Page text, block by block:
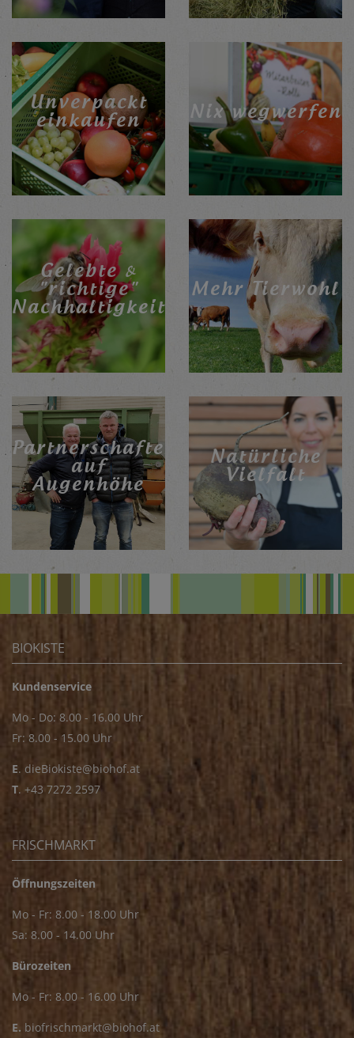
Unverpackt
einkaufen Nix wegwerfen
Gelebte &
"richtige"
Nachhaltigkeit
Mehr Tierwohl
Partnerschaften
auf
Augenhöhe
Natürliche
Vielfalt
BIOKISTE
Kundenservice
Mo - Do: 8.00 - 16.00 Uhr
Fr: 8.00 - 15.00 Uhr
E. dieBiokiste@biohof.at
T. +43 7272 2597
FRISCHMARKT
Öffnungszeiten
Mo - Fr: 8.00 - 18.00 Uhr
Sa: 8.00 - 14.00 Uhr
Bürozeiten
Mo - Fr: 8.00 - 16.00 Uhr
E. biofrischmarkt@biohof.at